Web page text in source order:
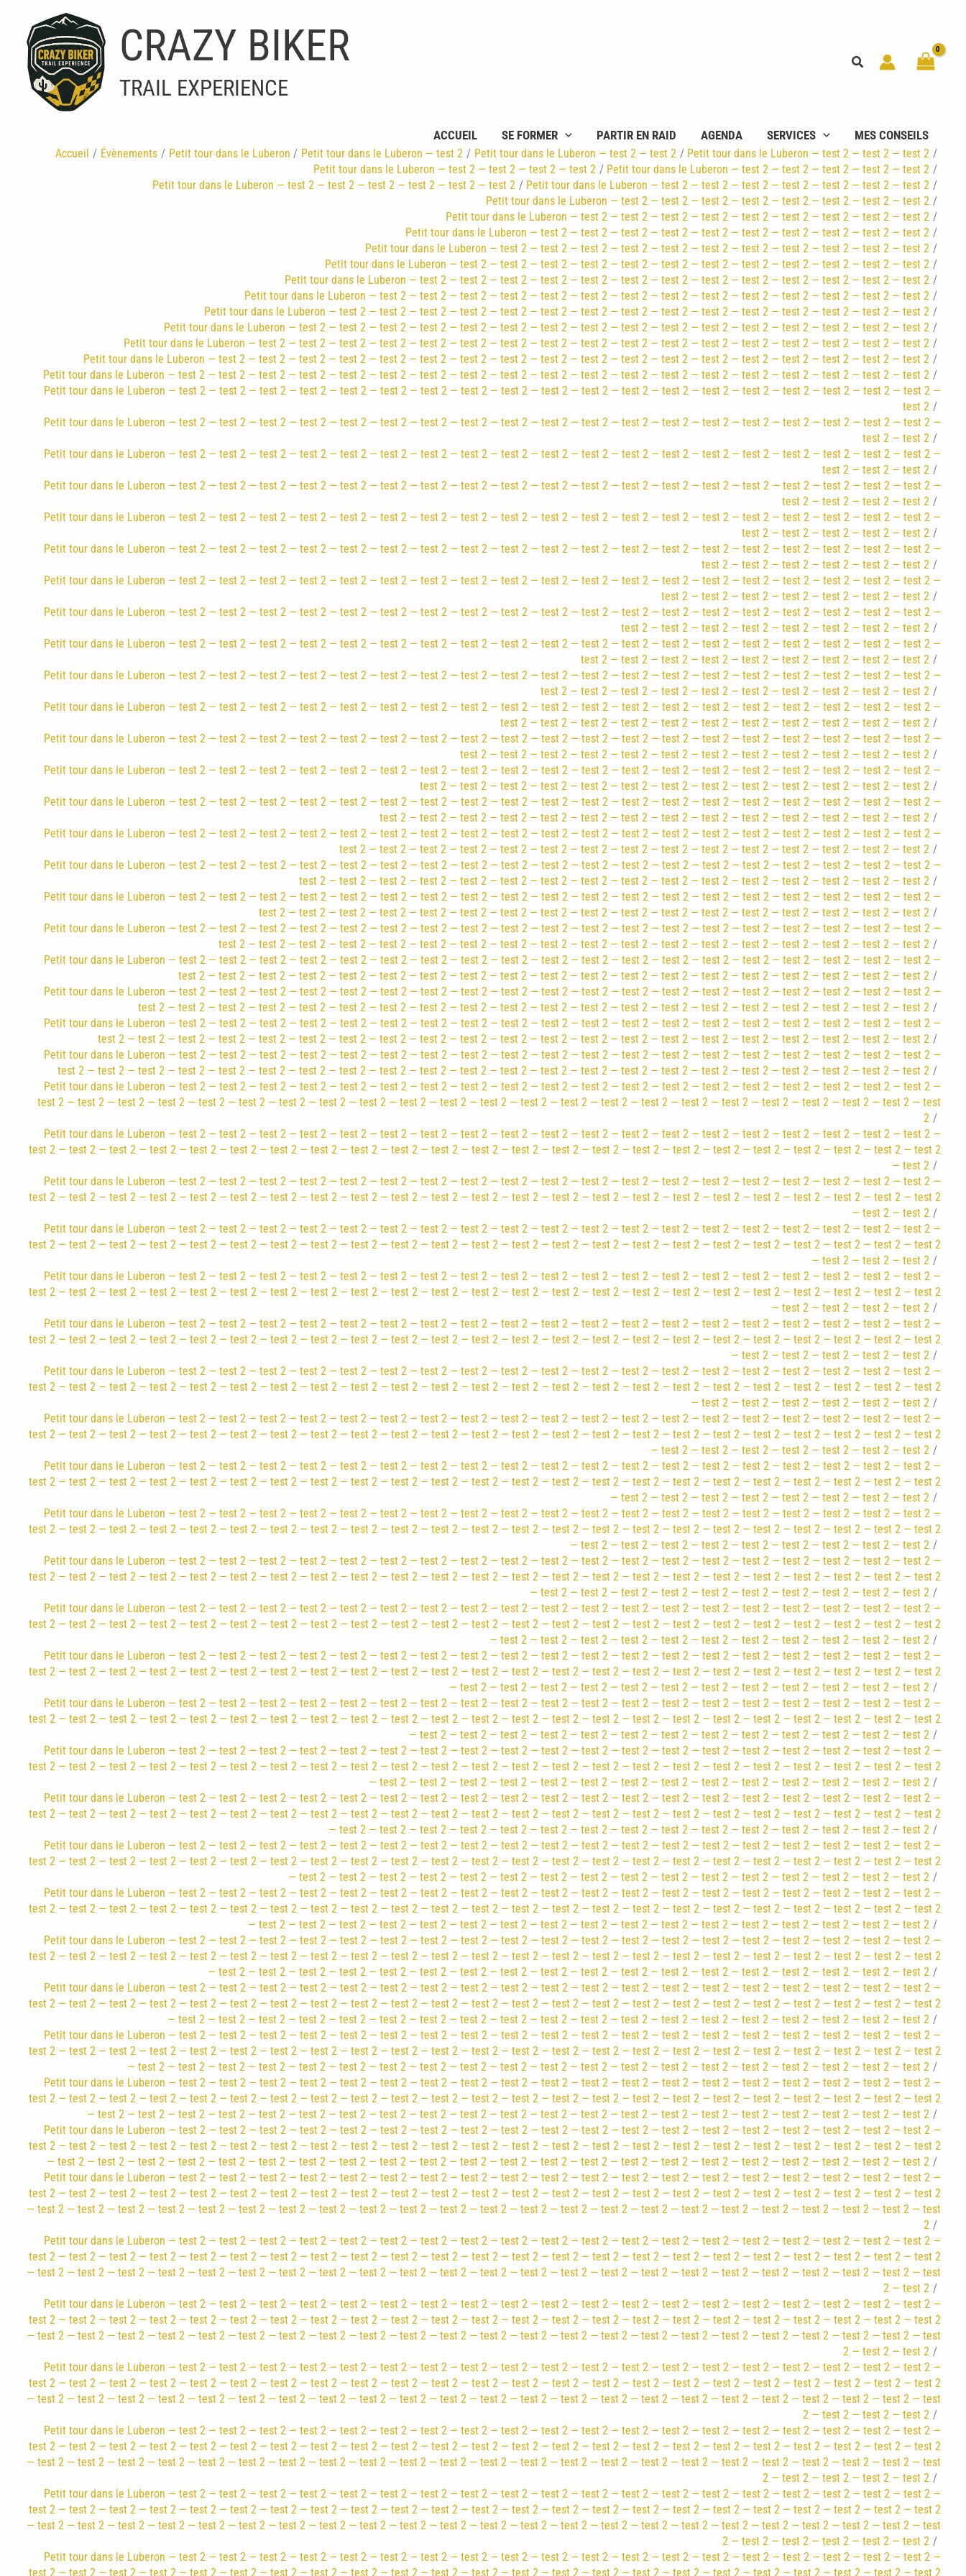
contenu
CRAZY BIKER
TRAIL EXPERIENCE
Rechercher
ACCUEIL SE FORMER PARTIR EN RAID AGENDA SERVICES MES CONSEILS
Accueil Évènements Petit tour dans le Luberon Petit tour dans le Luberon — test 2 Petit tour dans le Luberon — test 2 — test 2
Petit tour dans le Luberon — test 2 — test 2 — test 2
Petit tour dans le Luberon — test 2 — test 2 — test 2 — test 2
Petit tour dans le Luberon — test 2 — test 2 — test 2 — test 2 — test 2
Petit tour dans le Luberon — test 2 — test 2 — test 2 — test 2 — test 2 — test 2
Petit tour dans le Luberon — test 2 — test 2 — test 2 — test 2 — test 2 — test 2 — test 2
Petit tour dans le Luberon — test 2 — test 2 — test 2 — test 2 — test 2 — test 2 — test 2 — test 2
Petit tour dans le Luberon — test 2 — test 2 — test 2 — test 2 — test 2 — test 2 — test 2 — test 2 — test 2
Petit tour dans le Luberon — test 2 — test 2 — test 2 — test 2 — test 2 — test 2 — test 2 — test 2 — test 2 — test 2
Petit tour dans le Luberon — test 2 — test 2 — test 2 — test 2 — test 2 — test 2 — test 2 — test 2 — test 2 — test 2 — test 2
Petit tour dans le Luberon — test 2 — test 2 — test 2 — test 2 — test 2 — test 2 — test 2 — test 2 — test 2 — test 2 — test 2 — test 2
Petit tour dans le Luberon — test 2 — test 2 — test 2 — test 2 — test 2 — test 2 — test 2 — test 2 — test 2 — test 2 — test 2 — test 2 — test 2
Petit tour dans le Luberon — test 2 — test 2 — test 2 — test 2 — test 2 — test 2 — test 2 — test 2 — test 2 — test 2 — test 2 — test 2 — test 2 — test 2
Petit tour dans le Luberon — test 2 — test 2 — test 2 — test 2 — test 2 — test 2 — test 2 — test 2 — test 2 — test 2 — test 2 — test 2 — test 2 — test 2 — test 2
Petit tour dans le Luberon — test 2 — test 2 — test 2 — test 2 — test 2 — test 2 — test 2 — test 2 — test 2 — test 2 — test 2 — test 2 — test 2 — test 2 — test 2 — test 2
Petit tour dans le Luberon — test 2 — test 2 — test 2 — test 2 — test 2 — test 2 — test 2 — test 2 — test 2 — test 2 — test 2 — test 2 — test 2 — test 2 — test 2 — test 2 — test 2
Petit tour dans le Luberon — test 2 — test 2 — test 2 — test 2 — test 2 — test 2 — test 2 — test 2 — test 2 — test 2 — test 2 — test 2 — test 2 — test 2 — test 2 — test 2 — test 2 — test 2
Petit tour dans le Luberon — test 2 — test 2 — test 2 — test 2 — test 2 — test 2 — test 2 — test 2 — test 2 — test 2 — test 2 — test 2 — test 2 — test 2 — test 2 — test 2 — test 2 — test 2 — test 2
Petit tour dans le Luberon — test 2 — test 2 — test 2 — test 2 — test 2 — test 2 — test 2 — test 2 — test 2 — test 2 — test 2 — test 2 — test 2 — test 2 — test 2 — test 2 — test 2 — test 2 — test 2 —
test 2
Petit tour dans le Luberon — test 2 — test 2 — test 2 — test 2 — test 2 — test 2 — test 2 — test 2 — test 2 — test 2 — test 2 — test 2 — test 2 — test 2 — test 2 — test 2 — test 2 — test 2 — test 2 —
test 2 — test 2
Petit tour dans le Luberon — test 2 — test 2 — test 2 — test 2 — test 2 — test 2 — test 2 — test 2 — test 2 — test 2 — test 2 — test 2 — test 2 — test 2 — test 2 — test 2 — test 2 — test 2 — test 2 —
test 2 — test 2 — test 2
Petit tour dans le Luberon — test 2 — test 2 — test 2 — test 2 — test 2 — test 2 — test 2 — test 2 — test 2 — test 2 — test 2 — test 2 — test 2 — test 2 — test 2 — test 2 — test 2 — test 2 — test 2 —
test 2 — test 2 — test 2 — test 2
Petit tour dans le Luberon — test 2 — test 2 — test 2 — test 2 — test 2 — test 2 — test 2 — test 2 — test 2 — test 2 — test 2 — test 2 — test 2 — test 2 — test 2 — test 2 — test 2 — test 2 — test 2 —
test 2 — test 2 — test 2 — test 2 — test 2
Petit tour dans le Luberon — test 2 — test 2 — test 2 — test 2 — test 2 — test 2 — test 2 — test 2 — test 2 — test 2 — test 2 — test 2 — test 2 — test 2 — test 2 — test 2 — test 2 — test 2 — test 2 —
test 2 — test 2 — test 2 — test 2 — test 2 — test 2
Petit tour dans le Luberon — test 2 — test 2 — test 2 — test 2 — test 2 — test 2 — test 2 — test 2 — test 2 — test 2 — test 2 — test 2 — test 2 — test 2 — test 2 — test 2 — test 2 — test 2 — test 2 —
test 2 — test 2 — test 2 — test 2 — test 2 — test 2 — test 2
Petit tour dans le Luberon — test 2 — test 2 — test 2 — test 2 — test 2 — test 2 — test 2 — test 2 — test 2 — test 2 — test 2 — test 2 — test 2 — test 2 — test 2 — test 2 — test 2 — test 2 — test 2 —
test 2 — test 2 — test 2 — test 2 — test 2 — test 2 — test 2 — test 2
Petit tour dans le Luberon — test 2 — test 2 — test 2 — test 2 — test 2 — test 2 — test 2 — test 2 — test 2 — test 2 — test 2 — test 2 — test 2 — test 2 — test 2 — test 2 — test 2 — test 2 — test 2 —
test 2 — test 2 — test 2 — test 2 — test 2 — test 2 — test 2 — test 2 — test 2
Petit tour dans le Luberon — test 2 — test 2 — test 2 — test 2 — test 2 — test 2 — test 2 — test 2 — test 2 — test 2 — test 2 — test 2 — test 2 — test 2 — test 2 — test 2 — test 2 — test 2 — test 2 —
test 2 — test 2 — test 2 — test 2 — test 2 — test 2 — test 2 — test 2 — test 2 — test 2
Petit tour dans le Luberon — test 2 — test 2 — test 2 — test 2 — test 2 — test 2 — test 2 — test 2 — test 2 — test 2 — test 2 — test 2 — test 2 — test 2 — test 2 — test 2 — test 2 — test 2 — test 2 —
test 2 — test 2 — test 2 — test 2 — test 2 — test 2 — test 2 — test 2 — test 2 — test 2 — test 2
Petit tour dans le Luberon — test 2 — test 2 — test 2 — test 2 — test 2 — test 2 — test 2 — test 2 — test 2 — test 2 — test 2 — test 2 — test 2 — test 2 — test 2 — test 2 — test 2 — test 2 — test 2 —
test 2 — test 2 — test 2 — test 2 — test 2 — test 2 — test 2 — test 2 — test 2 — test 2 — test 2 — test 2
Petit tour dans le Luberon — test 2 — test 2 — test 2 — test 2 — test 2 — test 2 — test 2 — test 2 — test 2 — test 2 — test 2 — test 2 — test 2 — test 2 — test 2 — test 2 — test 2 — test 2 — test 2 —
test 2 — test 2 — test 2 — test 2 — test 2 — test 2 — test 2 — test 2 — test 2 — test 2 — test 2 — test 2 — test 2
Petit tour dans le Luberon — test 2 — test 2 — test 2 — test 2 — test 2 — test 2 — test 2 — test 2 — test 2 — test 2 — test 2 — test 2 — test 2 — test 2 — test 2 — test 2 — test 2 — test 2 — test 2 —
test 2 — test 2 — test 2 — test 2 — test 2 — test 2 — test 2 — test 2 — test 2 — test 2 — test 2 — test 2 — test 2 — test 2
Petit tour dans le Luberon — test 2 — test 2 — test 2 — test 2 — test 2 — test 2 — test 2 — test 2 — test 2 — test 2 — test 2 — test 2 — test 2 — test 2 — test 2 — test 2 — test 2 — test 2 — test 2 —
test 2 — test 2 — test 2 — test 2 — test 2 — test 2 — test 2 — test 2 — test 2 — test 2 — test 2 — test 2 — test 2 — test 2 — test 2
Petit tour dans le Luberon — test 2 — test 2 — test 2 — test 2 — test 2 — test 2 — test 2 — test 2 — test 2 — test 2 — test 2 — test 2 — test 2 — test 2 — test 2 — test 2 — test 2 — test 2 — test 2 —
test 2 — test 2 — test 2 — test 2 — test 2 — test 2 — test 2 — test 2 — test 2 — test 2 — test 2 — test 2 — test 2 — test 2 — test 2 — test 2
Petit tour dans le Luberon — test 2 — test 2 — test 2 — test 2 — test 2 — test 2 — test 2 — test 2 — test 2 — test 2 — test 2 — test 2 — test 2 — test 2 — test 2 — test 2 — test 2 — test 2 — test 2 —
test 2 — test 2 — test 2 — test 2 — test 2 — test 2 — test 2 — test 2 — test 2 — test 2 — test 2 — test 2 — test 2 — test 2 — test 2 — test 2 — test 2
Petit tour dans le Luberon — test 2 — test 2 — test 2 — test 2 — test 2 — test 2 — test 2 — test 2 — test 2 — test 2 — test 2 — test 2 — test 2 — test 2 — test 2 — test 2 — test 2 — test 2 — test 2 —
test 2 — test 2 — test 2 — test 2 — test 2 — test 2 — test 2 — test 2 — test 2 — test 2 — test 2 — test 2 — test 2 — test 2 — test 2 — test 2 — test 2 — test 2
Petit tour dans le Luberon — test 2 — test 2 — test 2 — test 2 — test 2 — test 2 — test 2 — test 2 — test 2 — test 2 — test 2 — test 2 — test 2 — test 2 — test 2 — test 2 — test 2 — test 2 — test 2 —
test 2 — test 2 — test 2 — test 2 — test 2 — test 2 — test 2 — test 2 — test 2 — test 2 — test 2 — test 2 — test 2 — test 2 — test 2 — test 2 — test 2 — test 2 — test 2
Petit tour dans le Luberon — test 2 — test 2 — test 2 — test 2 — test 2 — test 2 — test 2 — test 2 — test 2 — test 2 — test 2 — test 2 — test 2 — test 2 — test 2 — test 2 — test 2 — test 2 — test 2 —
test 2 — test 2 — test 2 — test 2 — test 2 — test 2 — test 2 — test 2 — test 2 — test 2 — test 2 — test 2 — test 2 — test 2 — test 2 — test 2 — test 2 — test 2 — test 2 — test 2
Petit tour dans le Luberon — test 2 — test 2 — test 2 — test 2 — test 2 — test 2 — test 2 — test 2 — test 2 — test 2 — test 2 — test 2 — test 2 — test 2 — test 2 — test 2 — test 2 — test 2 — test 2 —
test 2 — test 2 — test 2 — test 2 — test 2 — test 2 — test 2 — test 2 — test 2 — test 2 — test 2 — test 2 — test 2 — test 2 — test 2 — test 2 — test 2 — test 2 — test 2 — test 2 — test 2
Petit tour dans le Luberon — test 2 — test 2 — test 2 — test 2 — test 2 — test 2 — test 2 — test 2 — test 2 — test 2 — test 2 — test 2 — test 2 — test 2 — test 2 — test 2 — test 2 — test 2 — test 2 —
test 2 — test 2 — test 2 — test 2 — test 2 — test 2 — test 2 — test 2 — test 2 — test 2 — test 2 — test 2 — test 2 — test 2 — test 2 — test 2 — test 2 — test 2 — test 2 — test 2 — test 2 — test 2
Petit tour dans le Luberon — test 2 — test 2 — test 2 — test 2 — test 2 — test 2 — test 2 — test 2 — test 2 — test 2 — test 2 — test 2 — test 2 — test 2 — test 2 — test 2 — test 2 — test 2 — test 2 —
test 2 — test 2 — test 2 — test 2 — test 2 — test 2 — test 2 — test 2 — test 2 — test 2 — test 2 — test 2 — test 2 — test 2 — test 2 — test 2 — test 2 — test 2 — test 2 — test 2 — test 2 — test 2 — test
2
Petit tour dans le Luberon — test 2 — test 2 — test 2 — test 2 — test 2 — test 2 — test 2 — test 2 — test 2 — test 2 — test 2 — test 2 — test 2 — test 2 — test 2 — test 2 — test 2 — test 2 — test 2 —
test 2 — test 2 — test 2 — test 2 — test 2 — test 2 — test 2 — test 2 — test 2 — test 2 — test 2 — test 2 — test 2 — test 2 — test 2 — test 2 — test 2 — test 2 — test 2 — test 2 — test 2 — test 2 — test 2
— test 2
Petit tour dans le Luberon — test 2 — test 2 — test 2 — test 2 — test 2 — test 2 — test 2 — test 2 — test 2 — test 2 — test 2 — test 2 — test 2 — test 2 — test 2 — test 2 — test 2 — test 2 — test 2 —
test 2 — test 2 — test 2 — test 2 — test 2 — test 2 — test 2 — test 2 — test 2 — test 2 — test 2 — test 2 — test 2 — test 2 — test 2 — test 2 — test 2 — test 2 — test 2 — test 2 — test 2 — test 2 — test 2
— test 2 — test 2
Petit tour dans le Luberon — test 2 — test 2 — test 2 — test 2 — test 2 — test 2 — test 2 — test 2 — test 2 — test 2 — test 2 — test 2 — test 2 — test 2 — test 2 — test 2 — test 2 — test 2 — test 2 —
test 2 — test 2 — test 2 — test 2 — test 2 — test 2 — test 2 — test 2 — test 2 — test 2 — test 2 — test 2 — test 2 — test 2 — test 2 — test 2 — test 2 — test 2 — test 2 — test 2 — test 2 — test 2 — test 2
— test 2 — test 2 — test 2
Petit tour dans le Luberon — test 2 — test 2 — test 2 — test 2 — test 2 — test 2 — test 2 — test 2 — test 2 — test 2 — test 2 — test 2 — test 2 — test 2 — test 2 — test 2 — test 2 — test 2 — test 2 —
test 2 — test 2 — test 2 — test 2 — test 2 — test 2 — test 2 — test 2 — test 2 — test 2 — test 2 — test 2 — test 2 — test 2 — test 2 — test 2 — test 2 — test 2 — test 2 — test 2 — test 2 — test 2 — test 2
— test 2 — test 2 — test 2 — test 2
Petit tour dans le Luberon — test 2 — test 2 — test 2 — test 2 — test 2 — test 2 — test 2 — test 2 — test 2 — test 2 — test 2 — test 2 — test 2 — test 2 — test 2 — test 2 — test 2 — test 2 — test 2 —
test 2 — test 2 — test 2 — test 2 — test 2 — test 2 — test 2 — test 2 — test 2 — test 2 — test 2 — test 2 — test 2 — test 2 — test 2 — test 2 — test 2 — test 2 — test 2 — test 2 — test 2 — test 2 — test 2
— test 2 — test 2 — test 2 — test 2 — test 2
Petit tour dans le Luberon — test 2 — test 2 — test 2 — test 2 — test 2 — test 2 — test 2 — test 2 — test 2 — test 2 — test 2 — test 2 — test 2 — test 2 — test 2 — test 2 — test 2 — test 2 — test 2 —
test 2 — test 2 — test 2 — test 2 — test 2 — test 2 — test 2 — test 2 — test 2 — test 2 — test 2 — test 2 — test 2 — test 2 — test 2 — test 2 — test 2 — test 2 — test 2 — test 2 — test 2 — test 2 — test 2
— test 2 — test 2 — test 2 — test 2 — test 2 — test 2
Petit tour dans le Luberon — test 2 — test 2 — test 2 — test 2 — test 2 — test 2 — test 2 — test 2 — test 2 — test 2 — test 2 — test 2 — test 2 — test 2 — test 2 — test 2 — test 2 — test 2 — test 2 —
test 2 — test 2 — test 2 — test 2 — test 2 — test 2 — test 2 — test 2 — test 2 — test 2 — test 2 — test 2 — test 2 — test 2 — test 2 — test 2 — test 2 — test 2 — test 2 — test 2 — test 2 — test 2 — test 2
— test 2 — test 2 — test 2 — test 2 — test 2 — test 2 — test 2
Petit tour dans le Luberon — test 2 — test 2 — test 2 — test 2 — test 2 — test 2 — test 2 — test 2 — test 2 — test 2 — test 2 — test 2 — test 2 — test 2 — test 2 — test 2 — test 2 — test 2 — test 2 —
test 2 — test 2 — test 2 — test 2 — test 2 — test 2 — test 2 — test 2 — test 2 — test 2 — test 2 — test 2 — test 2 — test 2 — test 2 — test 2 — test 2 — test 2 — test 2 — test 2 — test 2 — test 2 — test 2
— test 2 — test 2 — test 2 — test 2 — test 2 — test 2 — test 2 — test 2
Petit tour dans le Luberon — test 2 — test 2 — test 2 — test 2 — test 2 — test 2 — test 2 — test 2 — test 2 — test 2 — test 2 — test 2 — test 2 — test 2 — test 2 — test 2 — test 2 — test 2 — test 2 —
test 2 — test 2 — test 2 — test 2 — test 2 — test 2 — test 2 — test 2 — test 2 — test 2 — test 2 — test 2 — test 2 — test 2 — test 2 — test 2 — test 2 — test 2 — test 2 — test 2 — test 2 — test 2 — test 2
— test 2 — test 2 — test 2 — test 2 — test 2 — test 2 — test 2 — test 2 — test 2
Petit tour dans le Luberon — test 2 — test 2 — test 2 — test 2 — test 2 — test 2 — test 2 — test 2 — test 2 — test 2 — test 2 — test 2 — test 2 — test 2 — test 2 — test 2 — test 2 — test 2 — test 2 —
test 2 — test 2 — test 2 — test 2 — test 2 — test 2 — test 2 — test 2 — test 2 — test 2 — test 2 — test 2 — test 2 — test 2 — test 2 — test 2 — test 2 — test 2 — test 2 — test 2 — test 2 — test 2 — test 2
— test 2 — test 2 — test 2 — test 2 — test 2 — test 2 — test 2 — test 2 — test 2 — test 2
Petit tour dans le Luberon — test 2 — test 2 — test 2 — test 2 — test 2 — test 2 — test 2 — test 2 — test 2 — test 2 — test 2 — test 2 — test 2 — test 2 — test 2 — test 2 — test 2 — test 2 — test 2 —
test 2 — test 2 — test 2 — test 2 — test 2 — test 2 — test 2 — test 2 — test 2 — test 2 — test 2 — test 2 — test 2 — test 2 — test 2 — test 2 — test 2 — test 2 — test 2 — test 2 — test 2 — test 2 — test 2
— test 2 — test 2 — test 2 — test 2 — test 2 — test 2 — test 2 — test 2 — test 2 — test 2 — test 2
Petit tour dans le Luberon — test 2 — test 2 — test 2 — test 2 — test 2 — test 2 — test 2 — test 2 — test 2 — test 2 — test 2 — test 2 — test 2 — test 2 — test 2 — test 2 — test 2 — test 2 — test 2 —
test 2 — test 2 — test 2 — test 2 — test 2 — test 2 — test 2 — test 2 — test 2 — test 2 — test 2 — test 2 — test 2 — test 2 — test 2 — test 2 — test 2 — test 2 — test 2 — test 2 — test 2 — test 2 — test 2
— test 2 — test 2 — test 2 — test 2 — test 2 — test 2 — test 2 — test 2 — test 2 — test 2 — test 2 — test 2
Petit tour dans le Luberon — test 2 — test 2 — test 2 — test 2 — test 2 — test 2 — test 2 — test 2 — test 2 — test 2 — test 2 — test 2 — test 2 — test 2 — test 2 — test 2 — test 2 — test 2 — test 2 —
test 2 — test 2 — test 2 — test 2 — test 2 — test 2 — test 2 — test 2 — test 2 — test 2 — test 2 — test 2 — test 2 — test 2 — test 2 — test 2 — test 2 — test 2 — test 2 — test 2 — test 2 — test 2 — test 2
— test 2 — test 2 — test 2 — test 2 — test 2 — test 2 — test 2 — test 2 — test 2 — test 2 — test 2 — test 2 — test 2
Petit tour dans le Luberon — test 2 — test 2 — test 2 — test 2 — test 2 — test 2 — test 2 — test 2 — test 2 — test 2 — test 2 — test 2 — test 2 — test 2 — test 2 — test 2 — test 2 — test 2 — test 2 —
test 2 — test 2 — test 2 — test 2 — test 2 — test 2 — test 2 — test 2 — test 2 — test 2 — test 2 — test 2 — test 2 — test 2 — test 2 — test 2 — test 2 — test 2 — test 2 — test 2 — test 2 — test 2 — test 2
— test 2 — test 2 — test 2 — test 2 — test 2 — test 2 — test 2 — test 2 — test 2 — test 2 — test 2 — test 2 — test 2 — test 2
Petit tour dans le Luberon — test 2 — test 2 — test 2 — test 2 — test 2 — test 2 — test 2 — test 2 — test 2 — test 2 — test 2 — test 2 — test 2 — test 2 — test 2 — test 2 — test 2 — test 2 — test 2 —
test 2 — test 2 — test 2 — test 2 — test 2 — test 2 — test 2 — test 2 — test 2 — test 2 — test 2 — test 2 — test 2 — test 2 — test 2 — test 2 — test 2 — test 2 — test 2 — test 2 — test 2 — test 2 — test 2
— test 2 — test 2 — test 2 — test 2 — test 2 — test 2 — test 2 — test 2 — test 2 — test 2 — test 2 — test 2 — test 2 — test 2 — test 2
Petit tour dans le Luberon — test 2 — test 2 — test 2 — test 2 — test 2 — test 2 — test 2 — test 2 — test 2 — test 2 — test 2 — test 2 — test 2 — test 2 — test 2 — test 2 — test 2 — test 2 — test 2 —
test 2 — test 2 — test 2 — test 2 — test 2 — test 2 — test 2 — test 2 — test 2 — test 2 — test 2 — test 2 — test 2 — test 2 — test 2 — test 2 — test 2 — test 2 — test 2 — test 2 — test 2 — test 2 — test 2
— test 2 — test 2 — test 2 — test 2 — test 2 — test 2 — test 2 — test 2 — test 2 — test 2 — test 2 — test 2 — test 2 — test 2 — test 2 — test 2
Petit tour dans le Luberon — test 2 — test 2 — test 2 — test 2 — test 2 — test 2 — test 2 — test 2 — test 2 — test 2 — test 2 — test 2 — test 2 — test 2 — test 2 — test 2 — test 2 — test 2 — test 2 —
test 2 — test 2 — test 2 — test 2 — test 2 — test 2 — test 2 — test 2 — test 2 — test 2 — test 2 — test 2 — test 2 — test 2 — test 2 — test 2 — test 2 — test 2 — test 2 — test 2 — test 2 — test 2 — test 2
— test 2 — test 2 — test 2 — test 2 — test 2 — test 2 — test 2 — test 2 — test 2 — test 2 — test 2 — test 2 — test 2 — test 2 — test 2 — test 2 — test 2
Petit tour dans le Luberon — test 2 — test 2 — test 2 — test 2 — test 2 — test 2 — test 2 — test 2 — test 2 — test 2 — test 2 — test 2 — test 2 — test 2 — test 2 — test 2 — test 2 — test 2 — test 2 —
test 2 — test 2 — test 2 — test 2 — test 2 — test 2 — test 2 — test 2 — test 2 — test 2 — test 2 — test 2 — test 2 — test 2 — test 2 — test 2 — test 2 — test 2 — test 2 — test 2 — test 2 — test 2 — test 2
— test 2 — test 2 — test 2 — test 2 — test 2 — test 2 — test 2 — test 2 — test 2 — test 2 — test 2 — test 2 — test 2 — test 2 — test 2 — test 2 — test 2 — test 2
Petit tour dans le Luberon — test 2 — test 2 — test 2 — test 2 — test 2 — test 2 — test 2 — test 2 — test 2 — test 2 — test 2 — test 2 — test 2 — test 2 — test 2 — test 2 — test 2 — test 2 — test 2 —
test 2 — test 2 — test 2 — test 2 — test 2 — test 2 — test 2 — test 2 — test 2 — test 2 — test 2 — test 2 — test 2 — test 2 — test 2 — test 2 — test 2 — test 2 — test 2 — test 2 — test 2 — test 2 — test 2
— test 2 — test 2 — test 2 — test 2 — test 2 — test 2 — test 2 — test 2 — test 2 — test 2 — test 2 — test 2 — test 2 — test 2 — test 2 — test 2 — test 2 — test 2 — test 2
Petit tour dans le Luberon — test 2 — test 2 — test 2 — test 2 — test 2 — test 2 — test 2 — test 2 — test 2 — test 2 — test 2 — test 2 — test 2 — test 2 — test 2 — test 2 — test 2 — test 2 — test 2 —
test 2 — test 2 — test 2 — test 2 — test 2 — test 2 — test 2 — test 2 — test 2 — test 2 — test 2 — test 2 — test 2 — test 2 — test 2 — test 2 — test 2 — test 2 — test 2 — test 2 — test 2 — test 2 — test 2
— test 2 — test 2 — test 2 — test 2 — test 2 — test 2 — test 2 — test 2 — test 2 — test 2 — test 2 — test 2 — test 2 — test 2 — test 2 — test 2 — test 2 — test 2 — test 2 — test 2
Petit tour dans le Luberon — test 2 — test 2 — test 2 — test 2 — test 2 — test 2 — test 2 — test 2 — test 2 — test 2 — test 2 — test 2 — test 2 — test 2 — test 2 — test 2 — test 2 — test 2 — test 2 —
test 2 — test 2 — test 2 — test 2 — test 2 — test 2 — test 2 — test 2 — test 2 — test 2 — test 2 — test 2 — test 2 — test 2 — test 2 — test 2 — test 2 — test 2 — test 2 — test 2 — test 2 — test 2 — test 2
— test 2 — test 2 — test 2 — test 2 — test 2 — test 2 — test 2 — test 2 — test 2 — test 2 — test 2 — test 2 — test 2 — test 2 — test 2 — test 2 — test 2 — test 2 — test 2 — test 2 — test 2
Petit tour dans le Luberon — test 2 — test 2 — test 2 — test 2 — test 2 — test 2 — test 2 — test 2 — test 2 — test 2 — test 2 — test 2 — test 2 — test 2 — test 2 — test 2 — test 2 — test 2 — test 2 —
test 2 — test 2 — test 2 — test 2 — test 2 — test 2 — test 2 — test 2 — test 2 — test 2 — test 2 — test 2 — test 2 — test 2 — test 2 — test 2 — test 2 — test 2 — test 2 — test 2 — test 2 — test 2 — test 2
— test 2 — test 2 — test 2 — test 2 — test 2 — test 2 — test 2 — test 2 — test 2 — test 2 — test 2 — test 2 — test 2 — test 2 — test 2 — test 2 — test 2 — test 2 — test 2 — test 2 — test 2 — test 2
Petit tour dans le Luberon — test 2 — test 2 — test 2 — test 2 — test 2 — test 2 — test 2 — test 2 — test 2 — test 2 — test 2 — test 2 — test 2 — test 2 — test 2 — test 2 — test 2 — test 2 — test 2 —
test 2 — test 2 — test 2 — test 2 — test 2 — test 2 — test 2 — test 2 — test 2 — test 2 — test 2 — test 2 — test 2 — test 2 — test 2 — test 2 — test 2 — test 2 — test 2 — test 2 — test 2 — test 2 — test 2
— test 2 — test 2 — test 2 — test 2 — test 2 — test 2 — test 2 — test 2 — test 2 — test 2 — test 2 — test 2 — test 2 — test 2 — test 2 — test 2 — test 2 — test 2 — test 2 — test 2 — test 2 — test 2 — test
2
Petit tour dans le Luberon — test 2 — test 2 — test 2 — test 2 — test 2 — test 2 — test 2 — test 2 — test 2 — test 2 — test 2 — test 2 — test 2 — test 2 — test 2 — test 2 — test 2 — test 2 — test 2 —
test 2 — test 2 — test 2 — test 2 — test 2 — test 2 — test 2 — test 2 — test 2 — test 2 — test 2 — test 2 — test 2 — test 2 — test 2 — test 2 — test 2 — test 2 — test 2 — test 2 — test 2 — test 2 — test 2
— test 2 — test 2 — test 2 — test 2 — test 2 — test 2 — test 2 — test 2 — test 2 — test 2 — test 2 — test 2 — test 2 — test 2 — test 2 — test 2 — test 2 — test 2 — test 2 — test 2 — test 2 — test 2 — test
2 — test 2
Petit tour dans le Luberon — test 2 — test 2 — test 2 — test 2 — test 2 — test 2 — test 2 — test 2 — test 2 — test 2 — test 2 — test 2 — test 2 — test 2 — test 2 — test 2 — test 2 — test 2 — test 2 —
test 2 — test 2 — test 2 — test 2 — test 2 — test 2 — test 2 — test 2 — test 2 — test 2 — test 2 — test 2 — test 2 — test 2 — test 2 — test 2 — test 2 — test 2 — test 2 — test 2 — test 2 — test 2 — test 2
— test 2 — test 2 — test 2 — test 2 — test 2 — test 2 — test 2 — test 2 — test 2 — test 2 — test 2 — test 2 — test 2 — test 2 — test 2 — test 2 — test 2 — test 2 — test 2 — test 2 — test 2 — test 2 — test
2 — test 2 — test 2
Petit tour dans le Luberon — test 2 — test 2 — test 2 — test 2 — test 2 — test 2 — test 2 — test 2 — test 2 — test 2 — test 2 — test 2 — test 2 — test 2 — test 2 — test 2 — test 2 — test 2 — test 2 —
test 2 — test 2 — test 2 — test 2 — test 2 — test 2 — test 2 — test 2 — test 2 — test 2 — test 2 — test 2 — test 2 — test 2 — test 2 — test 2 — test 2 — test 2 — test 2 — test 2 — test 2 — test 2 — test 2
— test 2 — test 2 — test 2 — test 2 — test 2 — test 2 — test 2 — test 2 — test 2 — test 2 — test 2 — test 2 — test 2 — test 2 — test 2 — test 2 — test 2 — test 2 — test 2 — test 2 — test 2 — test 2 — test
2 — test 2 — test 2 — test 2
Petit tour dans le Luberon — test 2 — test 2 — test 2 — test 2 — test 2 — test 2 — test 2 — test 2 — test 2 — test 2 — test 2 — test 2 — test 2 — test 2 — test 2 — test 2 — test 2 — test 2 — test 2 —
test 2 — test 2 — test 2 — test 2 — test 2 — test 2 — test 2 — test 2 — test 2 — test 2 — test 2 — test 2 — test 2 — test 2 — test 2 — test 2 — test 2 — test 2 — test 2 — test 2 — test 2 — test 2 — test 2
— test 2 — test 2 — test 2 — test 2 — test 2 — test 2 — test 2 — test 2 — test 2 — test 2 — test 2 — test 2 — test 2 — test 2 — test 2 — test 2 — test 2 — test 2 — test 2 — test 2 — test 2 — test 2 — test
2 — test 2 — test 2 — test 2 — test 2
Petit tour dans le Luberon — test 2 — test 2 — test 2 — test 2 — test 2 — test 2 — test 2 — test 2 — test 2 — test 2 — test 2 — test 2 — test 2 — test 2 — test 2 — test 2 — test 2 — test 2 — test 2 —
test 2 — test 2 — test 2 — test 2 — test 2 — test 2 — test 2 — test 2 — test 2 — test 2 — test 2 — test 2 — test 2 — test 2 — test 2 — test 2 — test 2 — test 2 — test 2 — test 2 — test 2 — test 2 — test 2
— test 2 — test 2 — test 2 — test 2 — test 2 — test 2 — test 2 — test 2 — test 2 — test 2 — test 2 — test 2 — test 2 — test 2 — test 2 — test 2 — test 2 — test 2 — test 2 — test 2 — test 2 — test 2 — test
2 — test 2 — test 2 — test 2 — test 2 — test 2
Petit tour dans le Luberon — test 2 — test 2 — test 2 — test 2 — test 2 — test 2 — test 2 — test 2 — test 2 — test 2 — test 2 — test 2 — test 2 — test 2 — test 2 — test 2 — test 2 — test 2 — test 2 —
test 2 — test 2 — test 2 — test 2 — test 2 — test 2 — test 2 — test 2 — test 2 — test 2 — test 2 — test 2 — test 2 — test 2 — test 2 — test 2 — test 2 — test 2 — test 2 — test 2 — test 2 — test 2 — test 2